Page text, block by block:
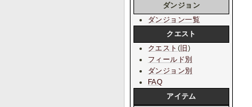
ダンジョン
ダンジョン一覧
クエスト
クエスト ( 旧)
フィールド別
ダンジョン別
FAQ
アイテム